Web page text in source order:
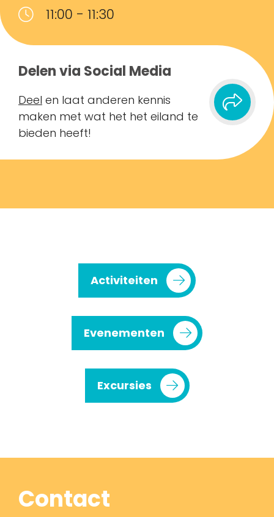
11:00 - 11:30
Delen via Social Media
Deel en laat anderen kennis
maken met wat het het eiland te
bieden heeft!
Activiteiten
Evenementen
Excursies
Contact